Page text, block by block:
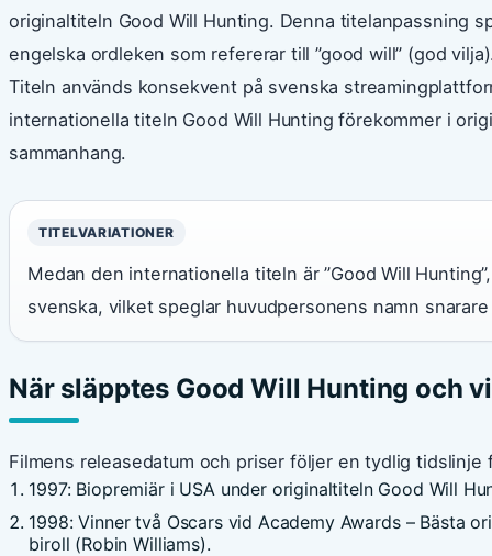
originaltiteln Good Will Hunting. Denna titelanpassning
engelska ordleken som refererar till ”good will” (god
Titeln används konsekvent på svenska
internationella titeln Good Will Hunting förekommer i
sammanhang.
TITELVARIATIONER
Medan den internationella titeln är ”Good Will
svenska, vilket speglar huvudpersonens namn
När släpptes Good Will Hunting och
Filmens releasedatum och priser följer en tydlig tidslinje
1997: Biopremiär i USA under originaltiteln Good Will
1998: Vinner två Oscars vid Academy Awards – Bästa
biroll (Robin Williams).